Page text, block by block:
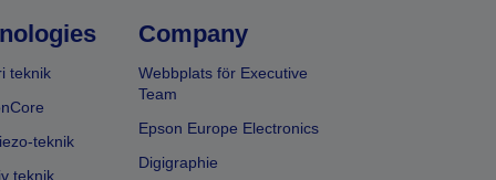
teknik
teknik
teknik
Company
Webbplats för Executive
Team
Epson Europe Electronics
Digigraphie